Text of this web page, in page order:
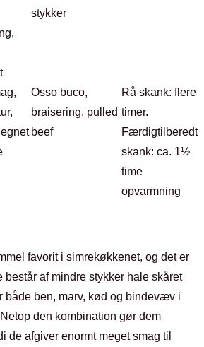
stykker
Osso buco,
braisering, pulled
beef
Rå skank: flere
timer.
Færdigtilberedt
skank: ca. 1½
time
opvarmning
favorit i simrekøkkenet, og det er
består af mindre stykker hale skåret
både ben, marv, kød og bindevæv i
den kombination gør dem
de afgiver enormt meget smag til